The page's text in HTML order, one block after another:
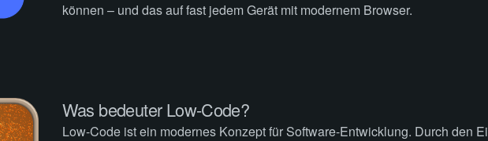
können – und das auf fast jedem Gerät mit modernem Browser.
Was bedeuter Low-Code?
Low-Code ist ein modernes Konzept für Software-Entwicklung. Durch den